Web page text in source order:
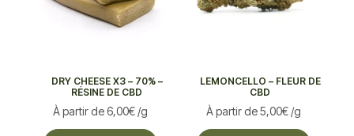
DRY CHEESE X3 – 70% –
RÉSINE DE CBD
À partir de6,00€ /g
LEMONCELLO – FLEUR DE
CBD
À partir de5,00€ /g